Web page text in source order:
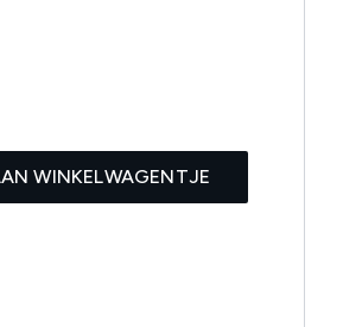
WINKELWAGENTJE